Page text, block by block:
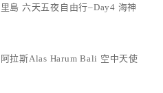
島 六天五夜自由行–Day4 海神
拉斯Alas Harum Bali 空中天使